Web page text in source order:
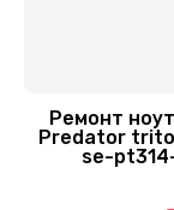
Ремонт
Predator
se-